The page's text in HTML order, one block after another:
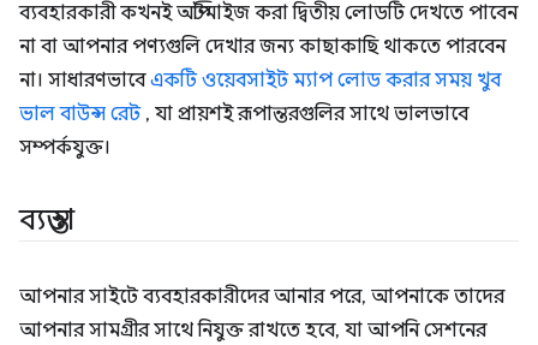
ব্যবহারকারী কখনই অপ্টিমাইজ করা দ্বিতীয় লোডটি দেখতে পাবেন
না বা আপনার পণ্যগুলি দেখার জন্য কাছাকাছি থাকতে পারবেন
না। সাধারণভাবেএকটি ওয়েবসাইট ম্যাপ লোড করার সময় খুব
ভাল বাউন্স রেট, যা প্রায়শই রূপান্তরগুলির সাথে ভালভাবে
সম্পর্কযুক্ত।
ব্যস্ততা
আপনার সাইটে ব্যবহারকারীদের আনার পরে, আপনাকে তাদের
আপনার সামগ্রীর সাথে নিযুক্ত রাখতে হবে, যা আপনি সেশনের